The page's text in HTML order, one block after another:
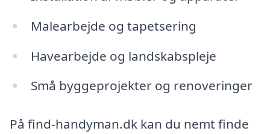
Malearbejde og tapetsering
Havearbejde og landskabspleje
Små byggeprojekter og renoveringer
På find-handyman.dk kan du nemt finde